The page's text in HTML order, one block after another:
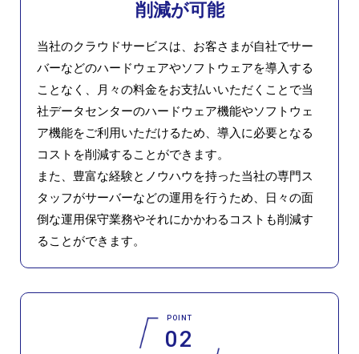
削減が可能
当社のクラウドサービスは、お客さまが自社でサー
バーなどのハードウェアやソフトウェアを導入する
ことなく、月々の料金をお支払いいただくことで当
社データセンターのハードウェア機能やソフトウェ
ア機能をご利用いただけるため、導入に必要となる
コストを削減することができます。
また、豊富な経験とノウハウを持った当社の専門ス
タッフがサーバーなどの運用を行うため、日々の面
倒な運用保守業務やそれにかかわるコストも削減す
ることができます。
POINT
02